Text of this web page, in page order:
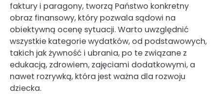
faktury i paragony, tworzą Państwo konkretny
obraz finansowy, który pozwala sądowi na
obiektywną ocenę sytuacji. Warto uwzględnić
wszystkie kategorie wydatków, od podstawowych,
takich jak żywność i ubrania, po te związane z
edukacją, zdrowiem, zajęciami dodatkowymi, a
nawet rozrywką, która jest ważna dla rozwoju
dziecka.